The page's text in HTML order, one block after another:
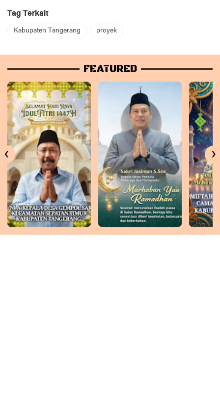
Tag Terkait
Kabupaten Tangerang proyek
FEATURED
‹ ›